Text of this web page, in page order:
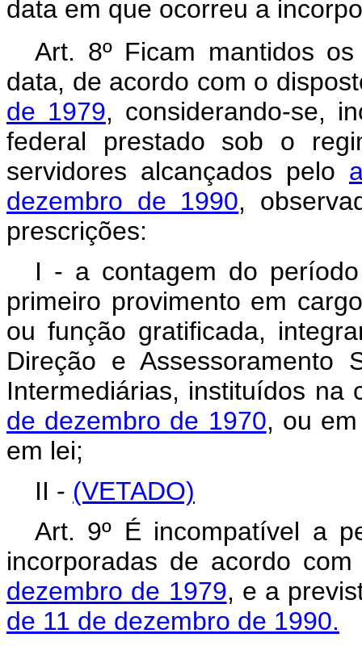
data em que ocorreu a
Art. 8º Ficam mantidos
data, de acordo com o
de 1979, considerando-se,
federal prestado sob o
servidores alcançados pelo
dezembro de 1990,
prescrições:
I - a contagem do
primeiro provimento em
ou função gratificada,
Direção e Assessoramento
Intermediárias, instituídos na
de dezembro de 1970, ou
em lei;
II - (VETADO)
Art. 9º É incompatível a
incorporadas de acordo
dezembro de 1979, e a
de 11 de dezembro de 1990.